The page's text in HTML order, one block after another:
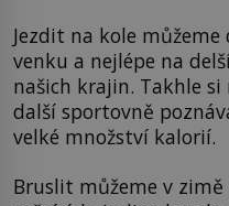
Jezdit na kole
venku a nejlépe na
našich krajin. Takhle
další sportovně
velké množství kalorií.
Bruslit můžeme v